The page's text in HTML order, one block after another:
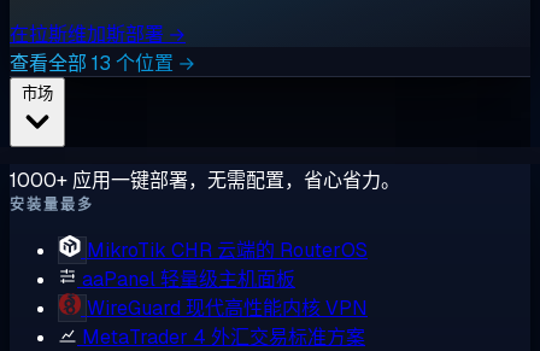
在拉斯维加斯部署 →
查看全部 13 个位置 →
1000+ 应用一键部署，无需配置，省心省力。
安装量最多
MikroTik CHR 云端的 RouterOS
aaPanel轻量级主机面板
WireGuard 现代高性能内核 VPN
MetaTrader 4 外汇交易标准方案